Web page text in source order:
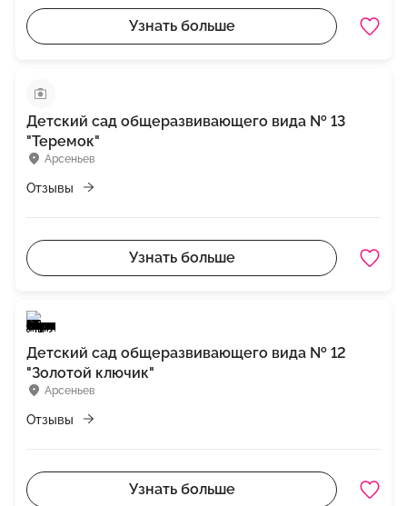
Узнать больше
Арсеньев
Детский сад общеразвивающего вида № 13
"Теремок"
Отзывы
Узнать больше
Арсеньев
Детский сад общеразвивающего вида № 12
"Золотой ключик"
Отзывы
Узнать больше